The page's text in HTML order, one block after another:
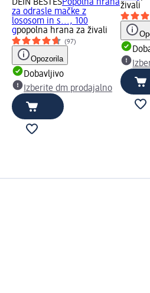
DEIN BESTESPopolna hrana
za odrasle mačke z
lososom in s..., 100
gpopolna hrana za živali
(97)
Opozorila
Dobavljivo
Izberite dm prodajalno
živali